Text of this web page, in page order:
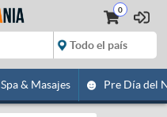
0
Spa & Masajes Pre Día del